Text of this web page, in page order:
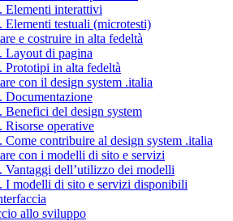
Elementi interattivi
Elementi testuali (microtesti)
e costruire in alta fedeltà
Layout di pagina
Prototipi in alta fedeltà
con il design system .italia
Documentazione
Benefici del design system
Risorse operative
Come contribuire al design system .italia
con i modelli di sito e servizi
Vantaggi dell’utilizzo dei modelli
I modelli di sito e servizi disponibili
allo sviluppo